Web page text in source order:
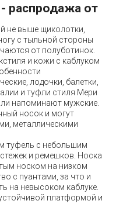
распродажа от
не выше щиколотки,
с тыльной стороны
от полуботинок.
и кожи с каблуком
лодочки, балетки,
и туфли стиля Мери
напоминают мужские.
носок и могут
металлическими
туфель с небольшим
и ремешков. Носка
носком на низком
с пуантами, за что и
на невысоком каблуке.
платформой и